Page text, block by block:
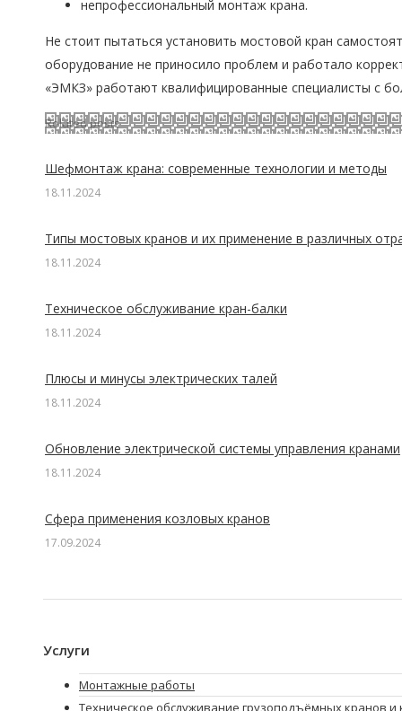
непрофессиональный монтаж крана.
Не стоит пытаться установить мостовой кран
оборудование не приносило проблем и работало
«ЭМКЗ» работают квалифицированные специалисты с
Related posts
Шефмонтаж крана: современные технологии и методы
18.11.2024
Типы мостовых кранов и их применение в различных
18.11.2024
Техническое обслуживание кран-балки
18.11.2024
Плюсы и минусы электрических талей
18.11.2024
Обновление электрической системы управления кранами
18.11.2024
Сфера применения козловых кранов
17.09.2024
Услуги
Монтажные работы
Техническое обслуживание грузоподъёмных кранов и